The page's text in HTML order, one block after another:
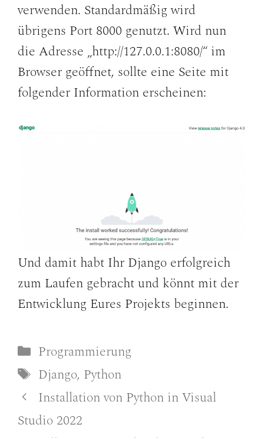
verwenden. Standardmäßig wird
übrigens Port 8000 genutzt. Wird nun
die Adresse „http://127.0.0.1:8080/“ im
Browser geöffnet, sollte eine Seite mit
folgender Information erscheinen:
Und damit habt Ihr Django erfolgreich
zum Laufen gebracht und könnt mit der
Entwicklung Eures Projekts beginnen.
Kategorien
Programmierung
Schlagwörter
Django, Python
Installation von Python in Visual
Studio 2022